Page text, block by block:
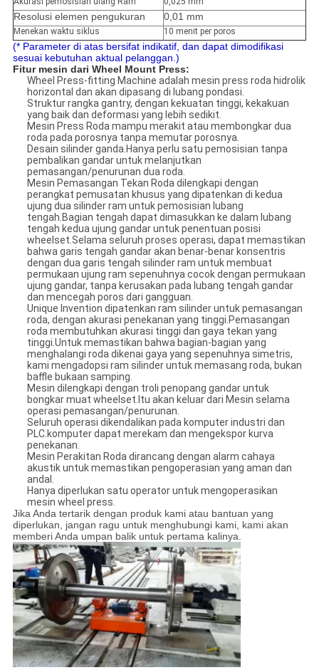
Resolusi elemen pengukuran 0,01 mm
Menekan waktu siklus 10 menit per poros
(* Parameter di atas bersifat indikatif, dan dapat dimodifikasi
sesuai kebutuhan aktual pelanggan.)
Fitur mesin dari Wheel Mount Press:
Wheel Press-fitting Machine adalah mesin press roda hidrolik
horizontal dan akan dipasang di lubang pondasi.
Struktur rangka gantry, dengan kekuatan tinggi, kekakuan
yang baik dan deformasi yang lebih sedikit.
Mesin Press Roda mampu merakit atau membongkar dua
roda pada porosnya tanpa memutar porosnya.
Desain silinder ganda.Hanya perlu satu pemosisian tanpa
pembalikan gandar untuk melanjutkan
pemasangan/penurunan dua roda.
Mesin Pemasangan Tekan Roda dilengkapi dengan
perangkat pemusatan khusus yang dipatenkan di kedua
ujung dua silinder ram untuk pemosisian lubang
tengah.Bagian tengah dapat dimasukkan ke dalam lubang
tengah kedua ujung gandar untuk penentuan posisi
wheelset.Selama seluruh proses operasi, dapat memastikan
bahwa garis tengah gandar akan benar-benar konsentris
dengan dua garis tengah silinder ram untuk membuat
permukaan ujung ram sepenuhnya cocok dengan permukaan
ujung gandar, tanpa kerusakan pada lubang tengah gandar
dan mencegah poros dari gangguan.
Unique Invention dipatenkan ram silinder untuk pemasangan
roda, dengan akurasi penekanan yang tinggi.Pemasangan
roda membutuhkan akurasi tinggi dan gaya tekan yang
tinggi.Untuk memastikan bahwa bagian-bagian yang
menghalangi roda dikenai gaya yang sepenuhnya simetris,
kami mengadopsi ram silinder untuk memasang roda, bukan
baffle bukaan samping.
Mesin dilengkapi dengan troli penopang gandar untuk
bongkar muat wheelset.Itu akan keluar dari Mesin selama
operasi pemasangan/penurunan.
Seluruh operasi dikendalikan pada komputer industri dan
PLC.komputer dapat merekam dan mengekspor kurva
penekanan.
Mesin Perakitan Roda dirancang dengan alarm cahaya
akustik untuk memastikan pengoperasian yang aman dan
andal.
Hanya diperlukan satu operator untuk mengoperasikan
mesin wheel press.
Jika Anda tertarik dengan produk kami atau bantuan yang
diperlukan, jangan ragu untuk menghubungi kami, kami akan
memberi Anda umpan balik untuk pertama kalinya.